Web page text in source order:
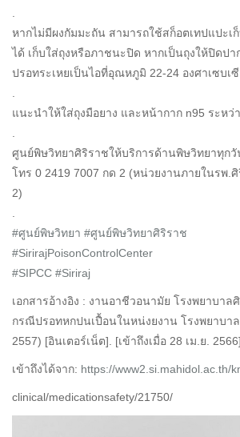
หากไม่มีผงกัมมะถัน สามารถใช้สก็อตเทปแปะ
ได้ เก็บใส่ถุงหรือภาชนะปิด หากเป็นถุงให้ปิดป
ปรอทระเหยเป็นไอที่อุณหภูมิ 22-24 องศาเซบเ
แนะนำให้ใส่ถุงมือยาง และหน้ากาก n95 ระหว่
ศูนย์พิษวิทยาศิริราชให้บริการด้านพิษวิทยาทุก
โทร 0 2419 7007 กด 2 (หน่วยงานภายในรพ.
2)
#ศูนย์พิษวิทยา #ศูนย์พิษวิทยาศิริราช
#SirirajPoisonControlCenter
#SIPCC #Siriraj
เอกสารอ้างอิง : งานอาชีวอนามัย โรงพยาบา
กรณีปรอทหกปนเปื้อนในหน่งยงาน โรงพยาบา
2557) [อินเตอร์เน็ต]. [เข้าถึงเมื่อ 28 เม.ย. 2566].
เข้าถึงได้จาก: https://www2.si.mahidol.ac.th/
clinical/medicationsafety/21750/